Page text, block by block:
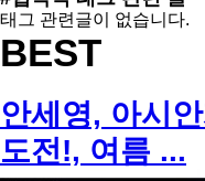
태그 관련글이 없습니다.
BEST
안세영, 아시
도전!, 여름 ...